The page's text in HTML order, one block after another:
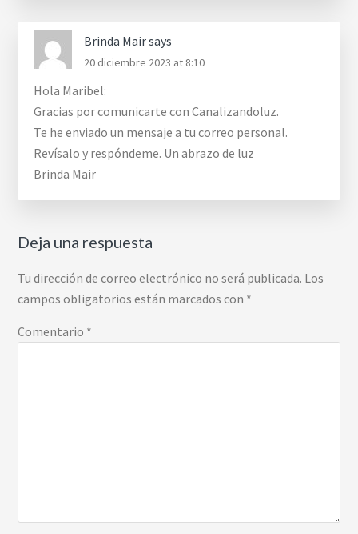
Brinda Mairsays
20 diciembre 2023 at 8:10
Hola Maribel:
Gracias por comunicarte con Canalizandoluz.
Te he enviado un mensaje a tu correo personal.
Revísalo y respóndeme. Un abrazo de luz
Brinda Mair
Deja una respuesta
Tu dirección de correo electrónico no será publicada. Los
campos obligatorios están marcados con *
Comentario *